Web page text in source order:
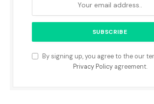
By signing up, you agree to the our
Privacy Policyagreement.